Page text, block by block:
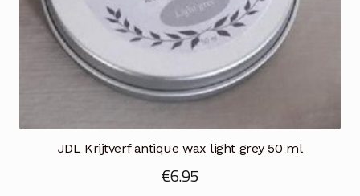
JDL Krijtverf antique wax light grey 50 ml
€6.95